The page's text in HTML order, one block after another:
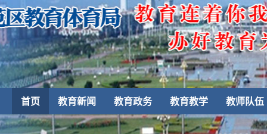
首页 教育新闻 教育政务 教育教学 教师队伍